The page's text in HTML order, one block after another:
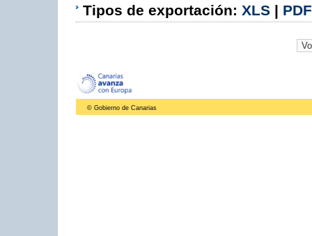
Tipos de exportación: XLS | PDF
© Gobierno de Canarias